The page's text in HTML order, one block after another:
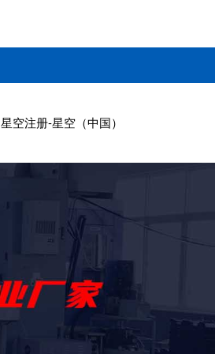
星空注册-星空（中国）